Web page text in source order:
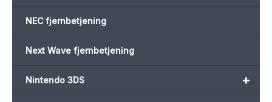
NEC fjernbetjening
Next Wave fjernbetjening
+
Nintendo 3DS